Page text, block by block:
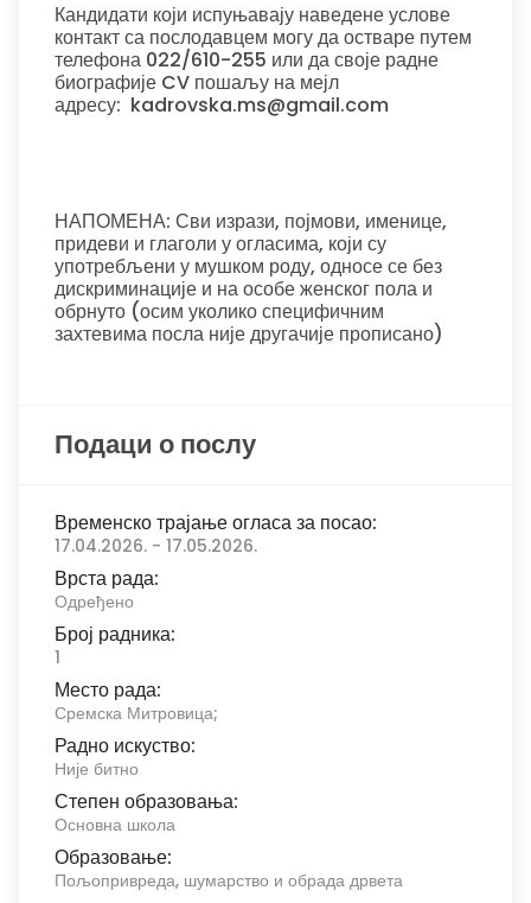
Кандидати који испуњавају наведене услове
контакт са послодавцем могу да остваре путем
телефона 022/610-255 или да своје радне
биографије CV пошаљу на мејл
адресу: kadrovska.ms@gmail.com
НАПОМЕНА: Сви изрази, појмови, именице,
придеви и глаголи у огласима, који су
употребљени у мушком роду, односе се без
дискриминације и на особе женског пола и
обрнуто (осим уколико специфичним
захтевима посла није другачије прописано)
Подаци о послу
Временско трајање огласа за посао:
17.04.2026. - 17.05.2026.
Врста рада:
Одређено
Број радника:
1
Место рада:
Сремска Митровица;
Радно искуство:
Није битно
Степен образовања:
Основна школа
Образовање:
Пољопривреда, шумарство и обрада дрвета